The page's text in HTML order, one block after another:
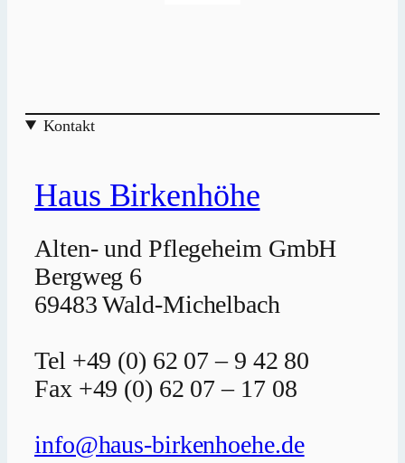
Kontakt
Haus Birkenhöhe
Alten- und Pflegeheim GmbH
Bergweg 6
69483 Wald-Michelbach
Tel +49 (0) 62 07 – 9 42 80
Fax +49 (0) 62 07 – 17 08
info@haus-birkenhoehe.de